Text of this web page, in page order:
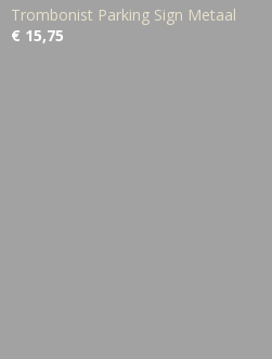
Trombonist Parking Sign Metaal
€ 15,75